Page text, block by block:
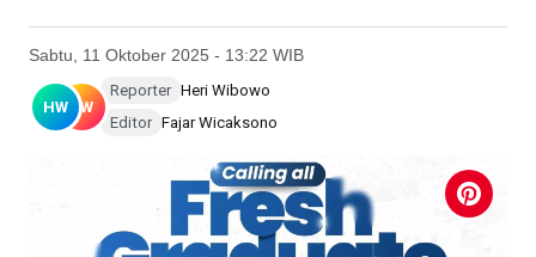
Sabtu, 11 Oktober 2025 - 13:22 WIB
HW FW
Reporter Heri Wibowo
Editor Fajar Wicaksono